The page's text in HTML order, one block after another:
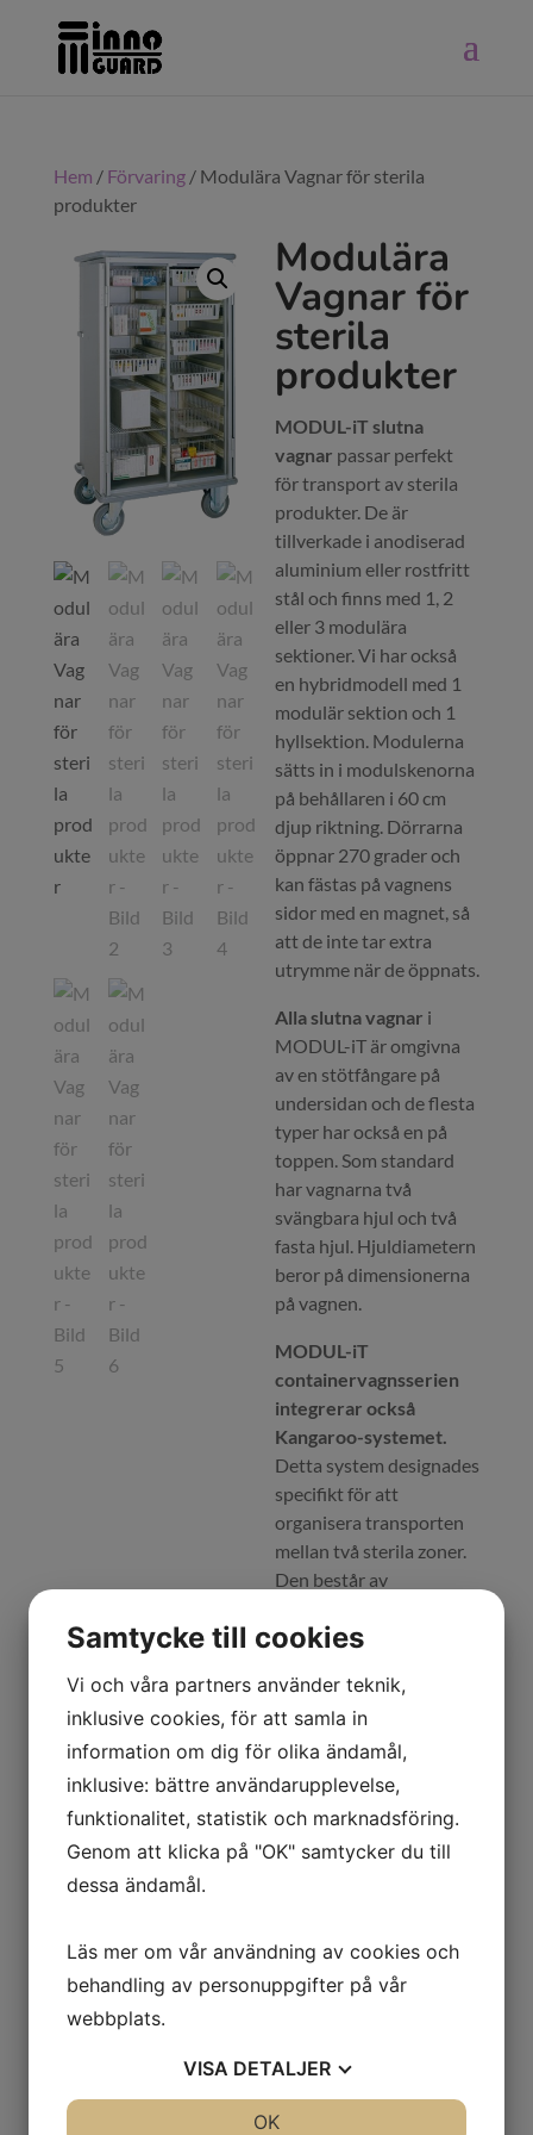
Hem / Förvaring/ Modulära Vagnar för sterila
produkter
Modulära
Vagnar för
sterila
produkter
MODUL-iT slutna
vagnar passar perfekt
för transport av sterila
produkter. De är
tillverkade i anodiserad
aluminium eller rostfritt
stål och finns med 1, 2
eller 3 modulära
sektioner. Vi har också
en hybridmodell med 1
modulär sektion och 1
hyllsektion. Modulerna
sätts in i modulskenorna
på behållaren i 60 cm
djup riktning. Dörrarna
öppnar 270 grader och
kan fästas på vagnens
sidor med en magnet, så
att de inte tar extra
utrymme när de öppnats.
Alla slutna vagnar i
MODUL-iT är omgivna
av en stötfångare på
undersidan och de flesta
typer har också en på
toppen. Som standard
har vagnarna två
svängbara hjul och två
fasta hjul. Hjuldiametern
beror på dimensionerna
på vagnen.
MODUL-iT
containervagnsserien
integrerar också
Kangaroo-systemet.
Detta system designades
specifikt för att
organisera transporten
mellan två sterila zoner.
Den består av
transfervagnar och
Containervagnen rör sig
alltid inom en icke-steril
zon. Överföringsvagnen
med modulerna eller
instrumentbehållarna
containervagnen eller
Plattformsvagnen
lämnar aldrig den sterila
kan enkelt överföras från
plattformsvagnen till
containervagnen och
Samtycke till cookies
Vi och våra partners använder teknik,
inklusive cookies, för att samla in
information om dig för olika ändamål,
inklusive: bättre användarupplevelse,
funktionalitet, statistik och marknadsföring.
Genom att klicka på "OK" samtycker du till
dessa ändamål.
Läs mer om vår användning av cookies och
behandling av personuppgifter på vår
webbplats.
VISA DETALJER
OK